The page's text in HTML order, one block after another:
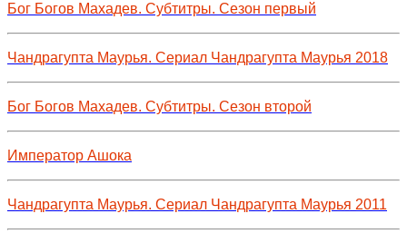
Бог Богов Махадев. Субтитры. Сезон первый
Чандрагупта Маурья. Сериал Чандрагупта Маурья 2018
Бог Богов Махадев. Субтитры. Сезон второй
Император Ашока
Чандрагупта Маурья. Сериал Чандрагупта Маурья 2011